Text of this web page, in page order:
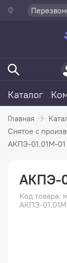
Каталог
Главная
Снятое с
АКПЭ-01.01М-01
АКПЭ-
Код товара:
АКПЭ-